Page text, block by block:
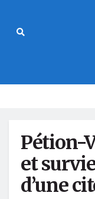
Pétion-
et
d’une